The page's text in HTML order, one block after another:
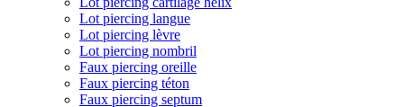
Lot piercing langue
Lot piercing lèvre
Lot piercing nombril
Faux piercing oreille
Faux piercing téton
Faux piercing septum